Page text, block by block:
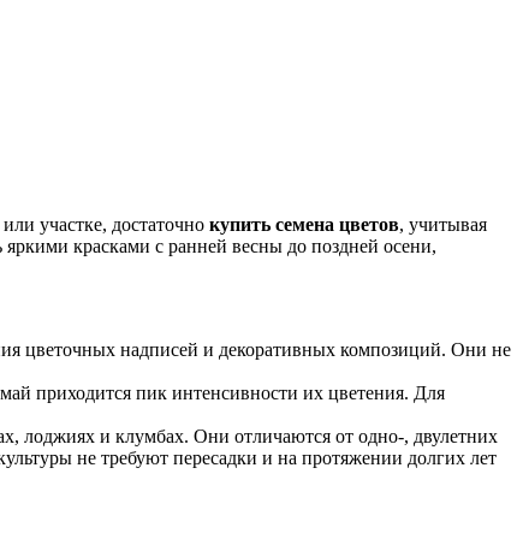
участке, достаточно купить семена цветов, учитывая
красками с ранней весны до поздней осени,
цветочных надписей и декоративных композиций. Они не
приходится пик интенсивности их цветения. Для
лоджиях и клумбах. Они отличаются от одно-, двулетних
не требуют пересадки и на протяжении долгих лет